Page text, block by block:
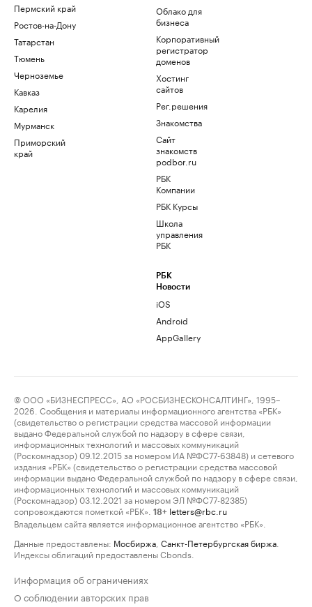
Пермский край
Ростов-на-Дону
Татарстан
Тюмень
Черноземье
Кавказ
Карелия
Мурманск
Приморский
край
Облако для
бизнеса
Корпоративный
регистратор
доменов
Хостинг
сайтов
Рег.решения
Знакомства
Сайт
знакомств
podbor.ru
РБК
Компании
РБК Курсы
Школа
управления
РБК
РБК
Новости
iOS
Android
AppGallery
© ООО «БИЗНЕСПРЕСС», АО «РОСБИЗНЕСКОНСАЛТИНГ», 1995–
2026. Сообщения и материалы информационного агентства «РБК»
(свидетельство о регистрации средства массовой информации
выдано Федеральной службой по надзору в сфере связи,
информационных технологий и массовых коммуникаций
(Роскомнадзор) 09.12.2015 за номером ИА №ФС77-63848) и сетевого
издания «РБК» (свидетельство о регистрации средства массовой
информации выдано Федеральной службой по надзору в сфере связи,
информационных технологий и массовых коммуникаций
(Роскомнадзор) 03.12.2021 за номером ЭЛ №ФС77-82385)
сопровождаются пометкой «РБК».
18+ letters@rbc.ru
Владельцем сайта является информационное агентство «РБК».
Данные предоставлены: Мосбиржа Санкт-Петербургская биржа
Индексы облигаций предоставлены Cbonds.
Информация об ограничениях
О соблюдении авторских прав